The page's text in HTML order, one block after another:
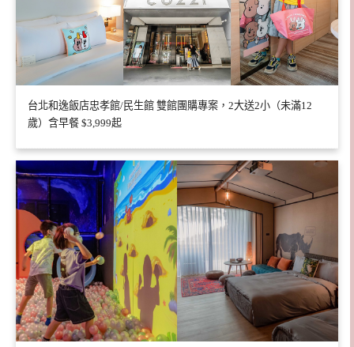
台北和逸飯店忠孝館/民生館 雙館團購專案，2大送2小（未滿12
歲）含早餐 $3,999起